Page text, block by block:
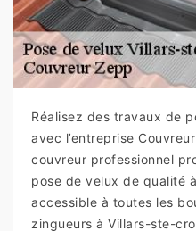
Réalisez des travaux de
avec l’entreprise
couvreur professionnel
pose de velux de qualité
accessible à toutes les
zingueurs à Villars-ste-